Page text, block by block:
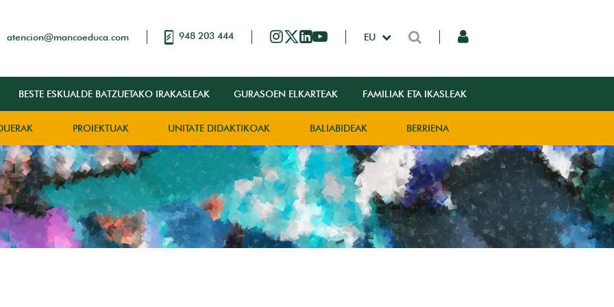
atencion@mancoeduca.com 948 203 444 EU
BESTE ESKUALDE BATZUETAKO IRAKASLEAK GURASOEN ELKARTEAK FAMILIAK ETA IKASLEAK
PROIEKTUAK UNITATE DIDAKTIKOAK BALIABIDEAK BERRIENA